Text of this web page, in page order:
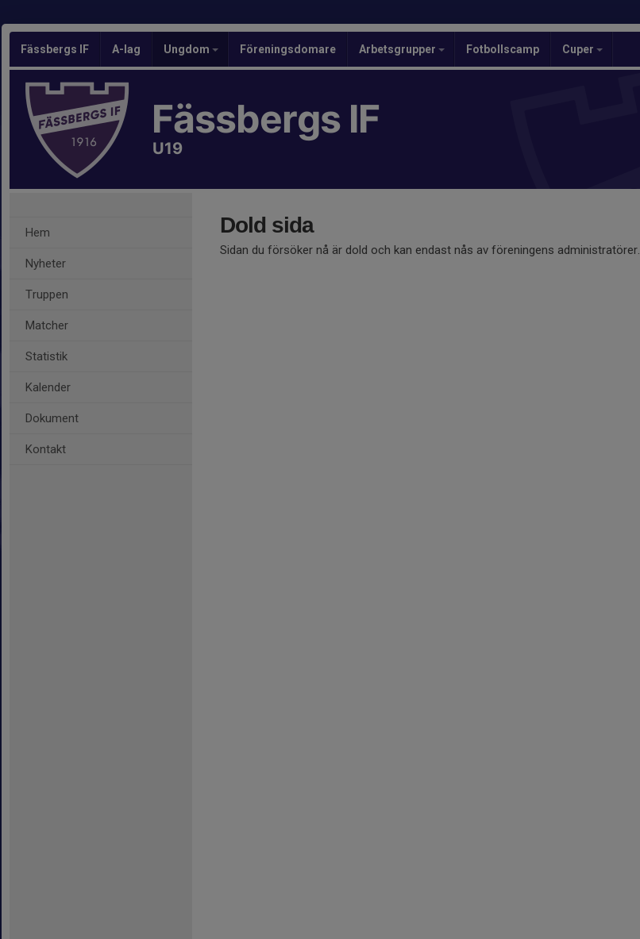
Fässbergs IF A-lag Ungdom Föreningsdomare Arbetsgrupper Fotbollscamp Cuper
Fässbergs IF
U19
Hem
Nyheter
Truppen
Matcher
Statistik
Kalender
Dokument
Kontakt
Dold sida
Sidan du försöker nå är dold och kan endast nås av föreningens administratörer.